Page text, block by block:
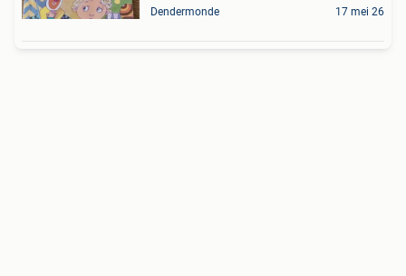
Dendermonde 17 mei 26